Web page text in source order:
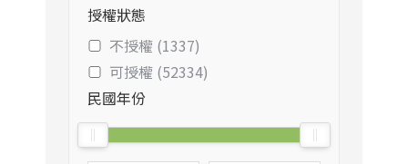
授權狀態
不授權 (1337)
可授權 (52334)
民國年份